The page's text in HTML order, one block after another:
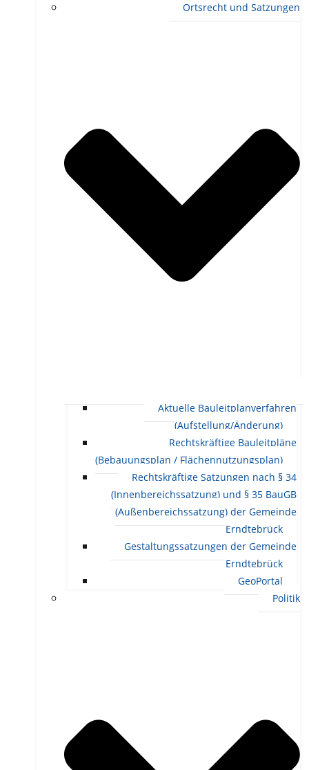
Ortsrecht und Satzungen
Aktuelle Bauleitplanverfahren
(Aufstellung/Änderung)
Rechtskräftige Bauleitpläne
(Bebauungsplan / Flächennutzungsplan)
Rechtskräftige Satzungen nach § 34
(Innenbereichssatzung) und § 35 BauGB
(Außenbereichssatzung) der Gemeinde
Erndtebrück
Gestaltungssatzungen der Gemeinde
Erndtebrück
GeoPortal
Politik